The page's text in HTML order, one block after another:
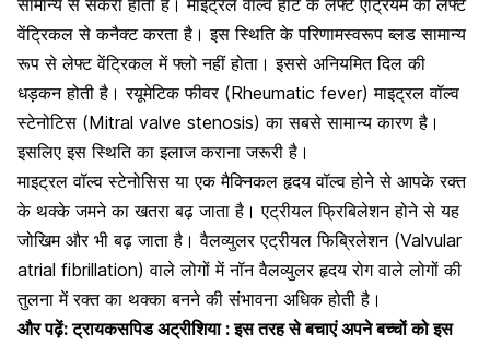
सामान्य से संकरा होता है। माइट्रल वॉल्व हार्ट के लेफ्ट एट्रियम को लेफ्ट
वेंट्रिकल से कनैक्ट करता है। इस स्थिति के परिणामस्वरूप ब्लड सामान्य
रूप से लेफ्ट वेंट्रिकल में फ्लो नहीं होता। इससे अनियमित दिल की
धड़कन होती है। रयूमेटिक फीवर (Rheumatic fever) माइट्रल वॉल्व
स्टेनोटिस (Mitral valve stenosis) का सबसे सामान्य कारण है।
इसलिए इस स्थिति का इलाज कराना जरूरी है।
माइट्रल वॉल्व स्टेनोसिस या एक मैक्निकल हृदय वॉल्व होने से आपके रक्त
के थक्के जमने का खतरा बढ़ जाता है। एट्रीयल फ्रिबिलेशन होने से यह
जोखिम और भी बढ़ जाता है। वैलव्युलर एट्रीयल फिब्रिलेशन (Valvular
atrial fibrillation) वाले लोगों में नॉन वैलव्युलर हृदय रोग वाले लोगों की
तुलना में रक्त का थक्का बनने की संभावना अधिक होती है।
और पढ़ें:ट्रायकसपिड अट्रीशिया : इस तरह से बचाएं अपने बच्चों को इस